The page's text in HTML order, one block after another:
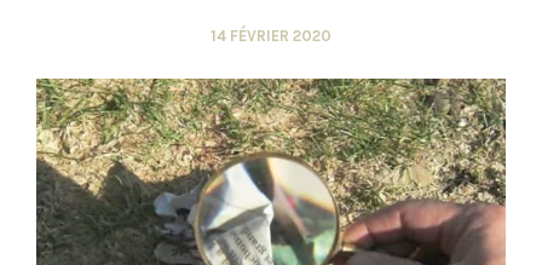
14 FÉVRIER 2020